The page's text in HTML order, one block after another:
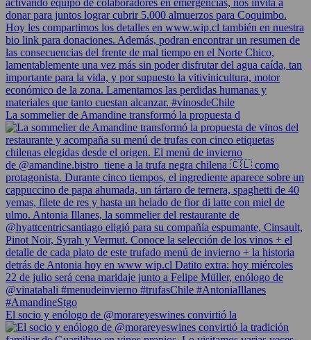
La sommelier de Amandine transformó la propuesta d
El socio y enólogo de @morareyeswines convirtió la